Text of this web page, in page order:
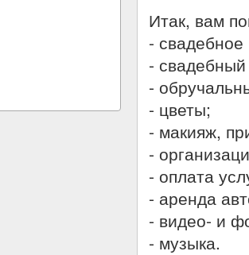
Итак, вам
-
-
-
- цветы;
- макияж,
-
- оплата
- аренда
- видео- и
- музыка.